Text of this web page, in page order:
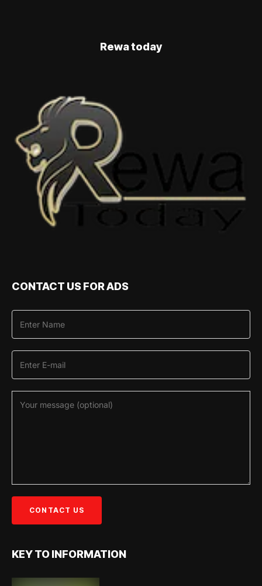
Rewa today
CONTACT US FOR ADS
KEY TO INFORMATION